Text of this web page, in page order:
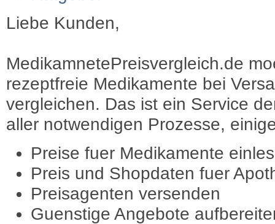
Liebe Kunden,
MedikamnetePreisvergleich.de
rezeptfreie Medikamente bei
vergleichen. Das ist ein Service
aller notwendigen Prozesse,
Preise fuer Medikamente
Preis und Shopdaten fuer
Preisagenten versenden
Guenstige Angebote